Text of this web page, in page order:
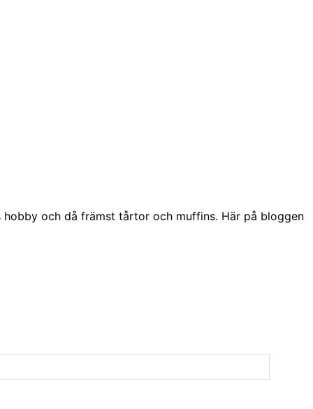
och då främst tårtor och muffins. Här på bloggen